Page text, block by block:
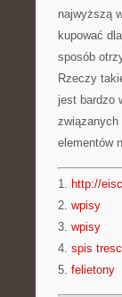
najwyższą
kupować
sposób
Rzeczy
jest bardzo
związanych
elementów
1. http://
2. wpisy
3. wpisy
4. spis
5. felietony